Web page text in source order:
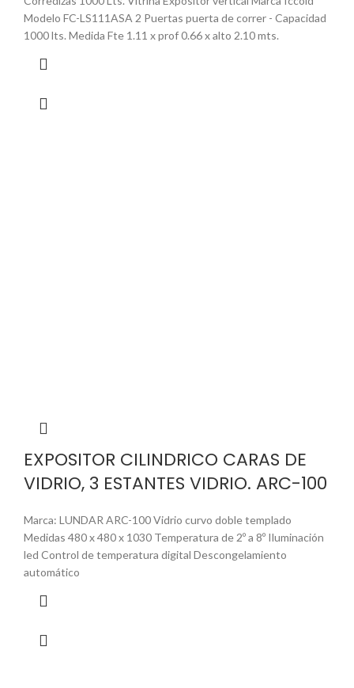
Modelo FC-LS111ASA 2 Puertas puerta de correr - Capacidad
1000 lts. Medida Fte 1.11 x prof 0.66 x alto 2.10 mts.
EXPOSITOR CILINDRICO CARAS DE
VIDRIO, 3 ESTANTES VIDRIO. ARC-100
Marca: LUNDAR ARC-100 Vidrio curvo doble templado
Medidas 480 x 480 x 1030 Temperatura de 2º a 8º Iluminación
led Control de temperatura digital Descongelamiento
automático